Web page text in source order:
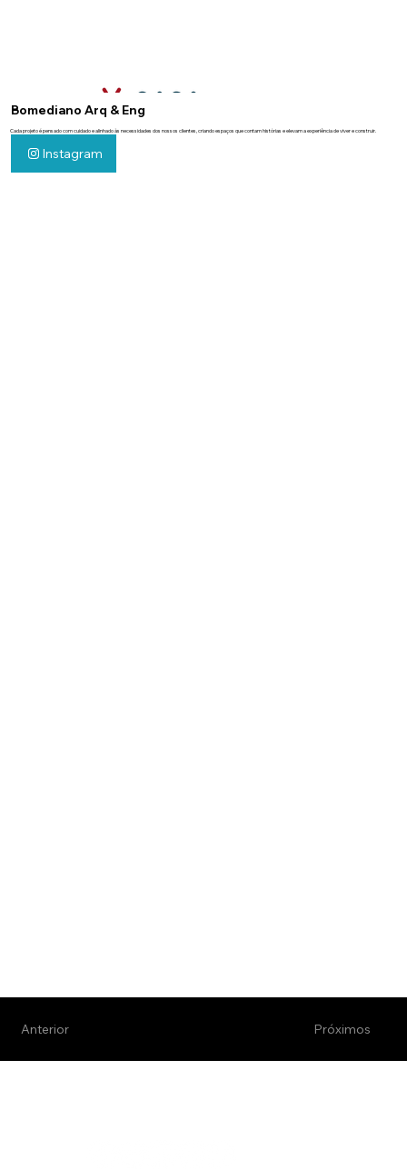
Bomediano Arq & Eng
Cada projeto é pensado com cuidado e alinhado às necessidades dos nossos clientes, criando espaços que contam histórias e elevam a experiência de viver e construir.
Instagram
Próximos
Anterior